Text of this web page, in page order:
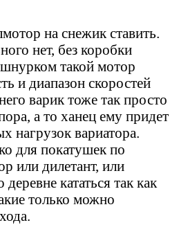
на снежик ставить.
нет, без коробки
такой мотор
и диапазон скоростей
варик тоже так просто
а то ханец ему придет
нагрузок вариатора.
для покатушек по
или дилетант, или
кататься так как
только можно